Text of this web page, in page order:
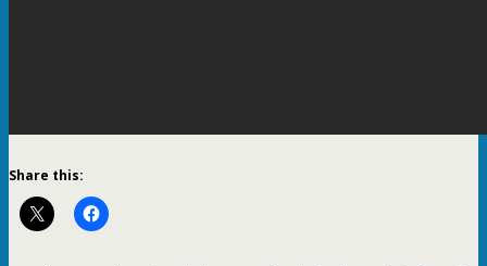
Share this: